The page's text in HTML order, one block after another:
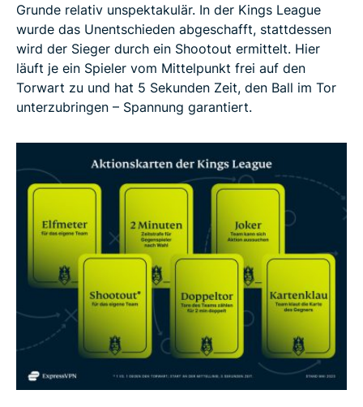
Grunde relativ unspektakulär. In der Kings League
wurde das Unentschieden abgeschafft, stattdessen
wird der Sieger durch ein Shootout ermittelt. Hier
läuft je ein Spieler vom Mittelpunkt frei auf den
Torwart zu und hat 5 Sekunden Zeit, den Ball im Tor
unterzubringen – Spannung garantiert.